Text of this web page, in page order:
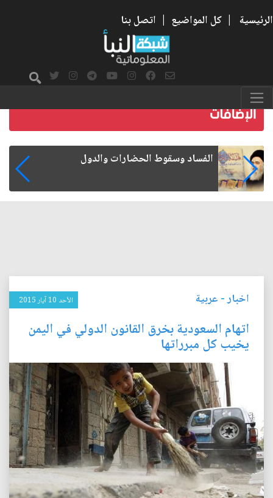
الرئيسية | كل المواضيع | اتصل بنا
رواتب الموظفين على صفيح ساخن
اخبار- عربية الأحد 10 آيار 2015
اتهام السعودية بخرق القانون الدولي في اليمن
يخيب كل مبرراتها